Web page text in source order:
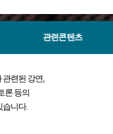
관련콘텐츠
련된 강연,
론 등의
습니다.